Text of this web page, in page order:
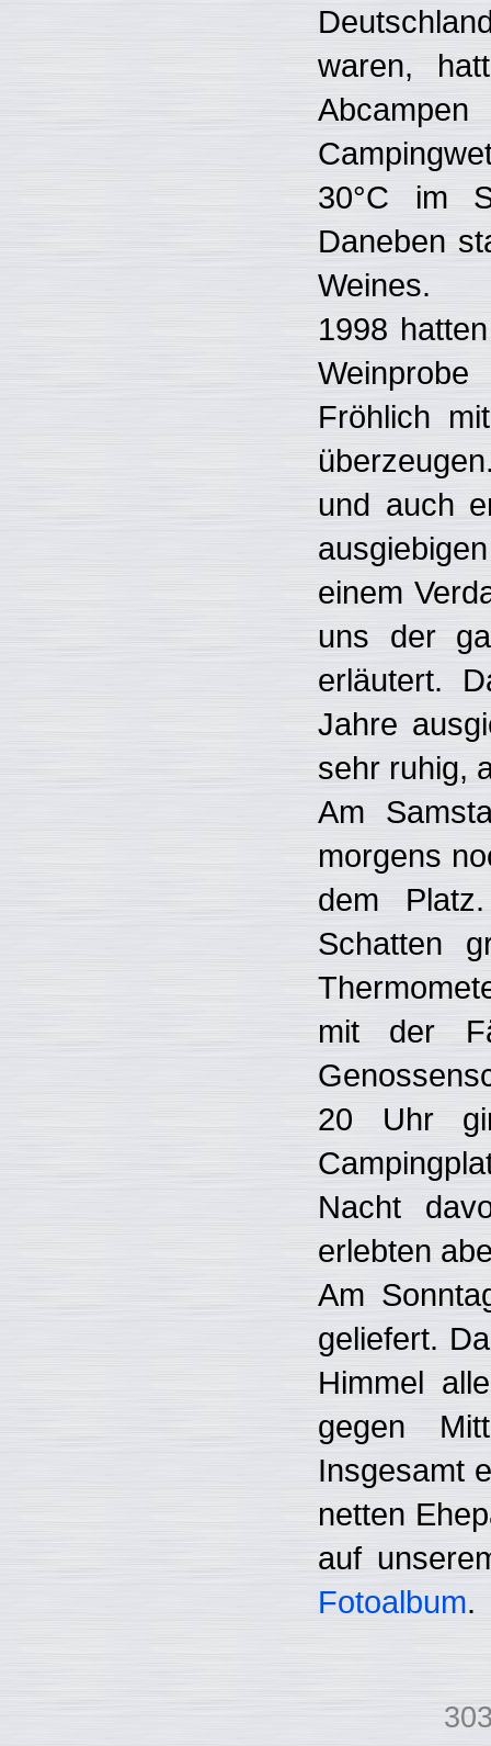
waren,
30°C im
Daneben
Weines.
1998
Fröhlich
und auch
einem
uns der
erläutert.
Jahre
sehr ruhig,
Am
morgens
dem
Schatten
mit der
20 Uhr
Nacht
erlebten
Am
geliefert.
Himmel
gegen
Insgesamt
netten
auf
Fotoalbum.